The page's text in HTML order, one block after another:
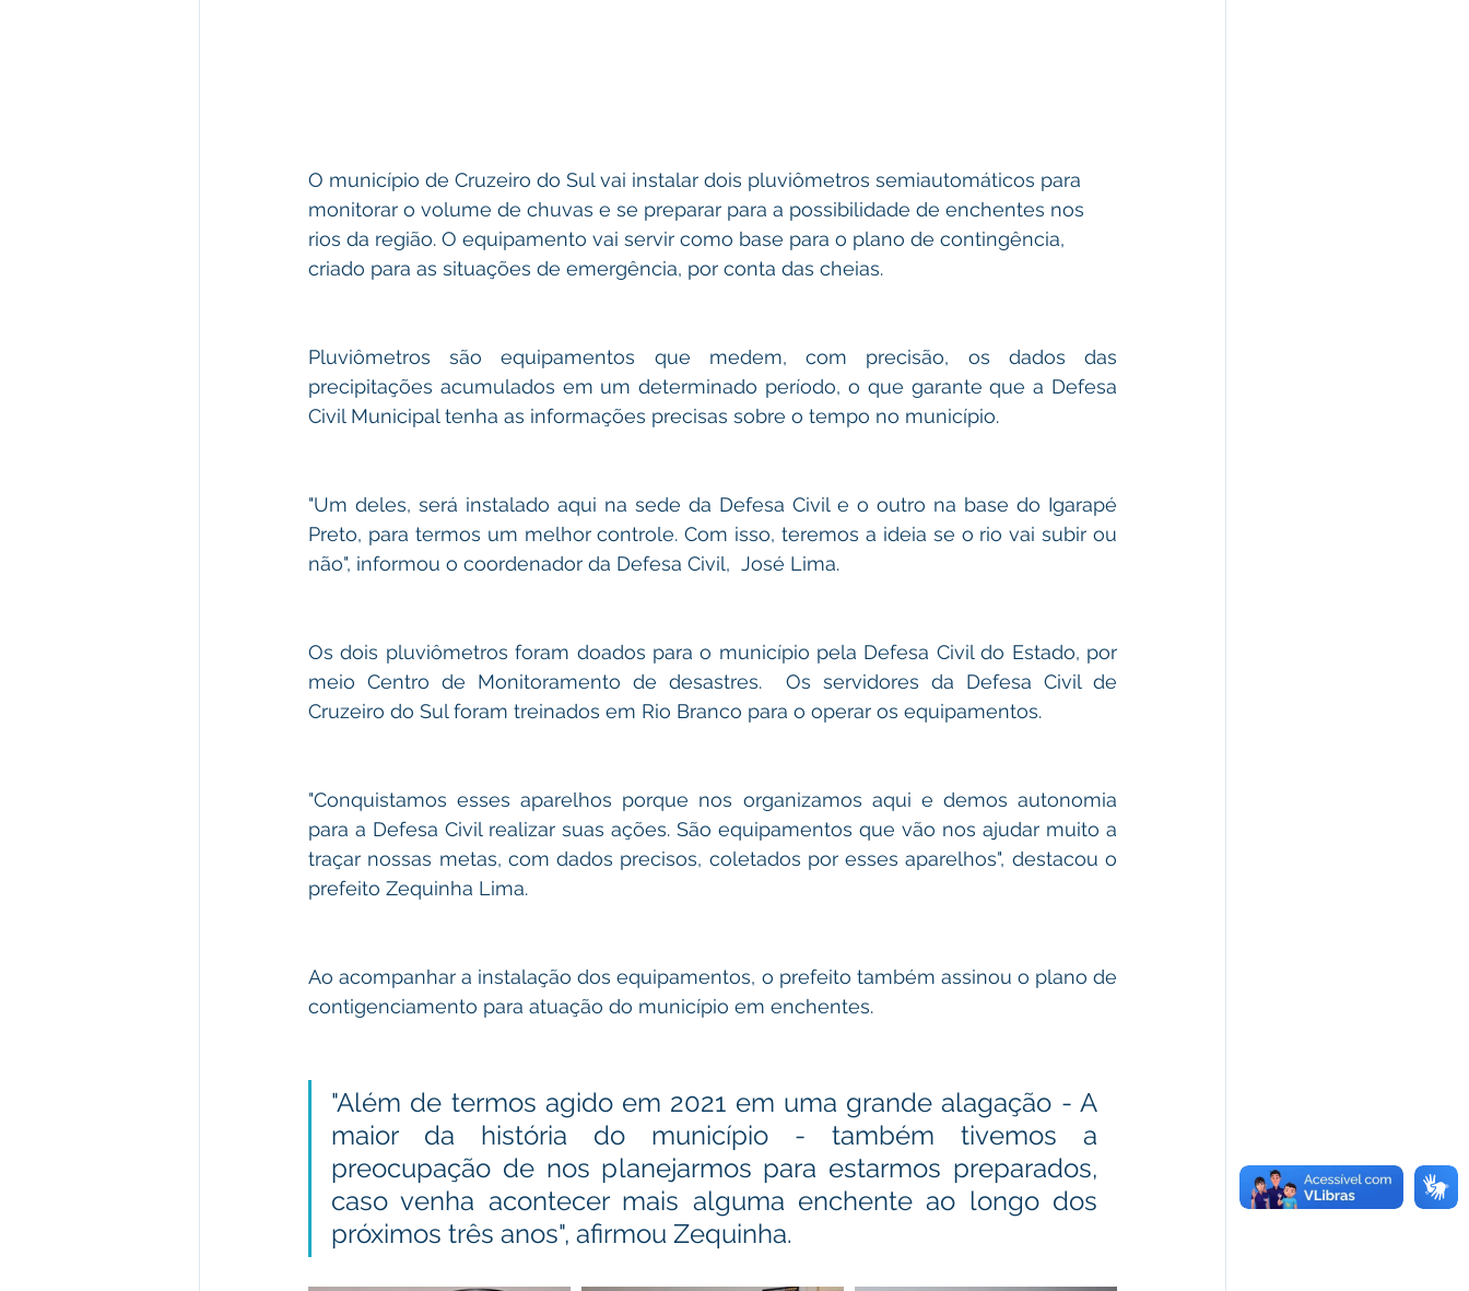
O município de Cruzeiro do Sul vai instalar dois pluviômetros semiautomáticos para
monitorar o volume de chuvas e se preparar para a possibilidade de enchentes nos
rios da região. O equipamento vai servir como base para o plano de contingência,
criado para as situações de emergência, por conta das cheias.
Pluviômetros são equipamentos que medem, com precisão, os dados das
precipitações acumulados em um determinado período, o que garante que a Defesa
Civil Municipal tenha as informações precisas sobre o tempo no município.
"Um deles, será instalado aqui na sede da Defesa Civil e o outro na base do Igarapé
Preto, para termos um melhor controle. Com isso, teremos a ideia se o rio vai subir ou
não", informou o coordenador da Defesa Civil,  José Lima.
Os dois pluviômetros foram doados para o município pela Defesa Civil do Estado, por
meio Centro de Monitoramento de desastres.  Os servidores da Defesa Civil de
Cruzeiro do Sul foram treinados em Rio Branco para o operar os equipamentos.
"Conquistamos esses aparelhos porque nos organizamos aqui e demos autonomia
para a Defesa Civil realizar suas ações. São equipamentos que vão nos ajudar muito a
traçar nossas metas, com dados precisos, coletados por esses aparelhos", destacou o
prefeito Zequinha Lima.
Ao acompanhar a instalação dos equipamentos, o prefeito também assinou o plano de
contigenciamento para atuação do município em enchentes.
"Além de termos agido em 2021 em uma grande alagação - A
maior da história do município - também tivemos a
preocupação de nos planejarmos para estarmos preparados,
caso venha acontecer mais alguma enchente ao longo dos
próximos três anos", afirmou Zequinha.